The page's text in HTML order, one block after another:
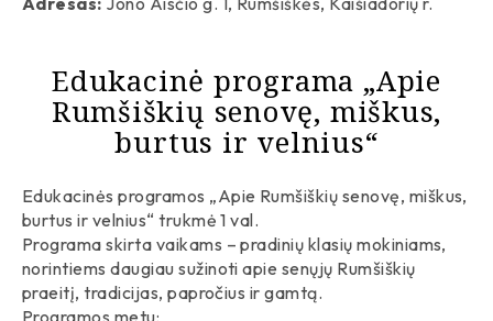
Edukacinė programa „Apie
Rumšiškių senovę, miškus,
burtus ir velnius“
Edukacinės programos „Apie Rumšiškių senovę, miškus,
burtus ir velnius“ trukmė 1 val.
Programa skirta vaikams – pradinių klasių mokiniams,
norintiems daugiau sužinoti apie senųjų Rumšiškių
praeitį, tradicijas, papročius ir gamtą.
Programos metu: